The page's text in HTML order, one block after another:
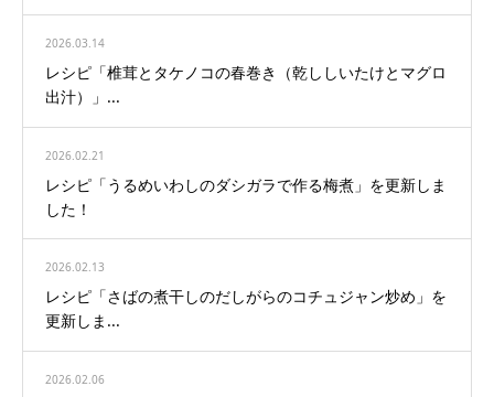
2026.03.14
レシピ「椎茸とタケノコの春巻き（乾ししいたけとマグロ
出汁）」...
2026.02.21
レシピ「うるめいわしのダシガラで作る梅煮」を更新しま
した！
2026.02.13
レシピ「さばの煮干しのだしがらのコチュジャン炒め」を
更新しま...
2026.02.06